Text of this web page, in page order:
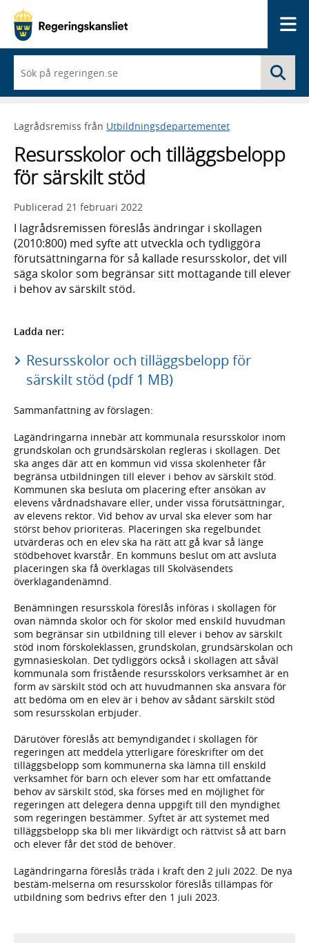
du
börjar
skriva
framträder
lista
med
sökförslag
Lagrådsremiss från Utbildningsdepartementet
Resursskolor och tilläggsbelopp
för särskilt stöd
Publicerad 21 februari 2022
I lagrådsremissen föreslås ändringar i skollagen
(2010:800) med syfte att utveckla och tydliggöra
förutsättningarna för så kallade resursskolor, det vill
säga skolor som begränsar sitt mottagande till elever
i behov av särskilt stöd.
Ladda ner:
Resursskolor och tilläggsbelopp för
särskilt stöd (pdf 1 MB)
Sammanfattning av förslagen:
Lagändringarna innebär att kommunala resursskolor inom
grundskolan och grundsärskolan regleras i skollagen. Det
ska anges där att en kommun vid vissa skolenheter får
begränsa utbildningen till elever i behov av särskilt stöd.
Kommunen ska besluta om placering efter ansökan av
elevens vårdnadshavare eller, under vissa förutsättningar,
av elevens rektor. Vid behov av urval ska elever som har
störst behov prioriteras. Placeringen ska regelbundet
utvärderas och en elev ska ha rätt att gå kvar så länge
stödbehovet kvarstår. En kommuns beslut om att avsluta
placeringen ska få överklagas till Skolväsendets
överklagandenämnd.
Benämningen resursskola föreslås införas i skollagen för
ovan nämnda skolor och för skolor med enskild huvudman
som begränsar sin utbildning till elever i behov av särskilt
stöd inom förskoleklassen, grundskolan, grundsärskolan och
gymnasieskolan. Det tydliggörs också i skollagen att såväl
kommunala som fristående resursskolors verksamhet är en
form av särskilt stöd och att huvudmannen ska ansvara för
att bedöma om en elev är i behov av sådant särskilt stöd
som resursskolan erbjuder.
Därutöver föreslås att bemyndigandet i skollagen för
regeringen att meddela ytterligare föreskrifter om det
tilläggsbelopp som kommunerna ska lämna till enskild
verksamhet för barn och elever som har ett omfattande
behov av särskilt stöd, ska förses med en möjlighet för
regeringen att delegera denna uppgift till den myndighet
som regeringen bestämmer. Syftet är att systemet med
tilläggsbelopp ska bli mer likvärdigt och rättvist så att barn
och elever får det stöd de behöver.
Lagändringarna föreslås träda i kraft den 2 juli 2022. De nya
bestäm-melserna om resursskolor föreslås tillämpas för
utbildning som bedrivs efter den 1 juli 2023.